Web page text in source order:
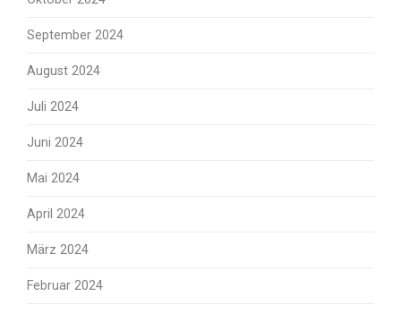
September 2024
August 2024
Juli 2024
Juni 2024
Mai 2024
April 2024
März 2024
Februar 2024